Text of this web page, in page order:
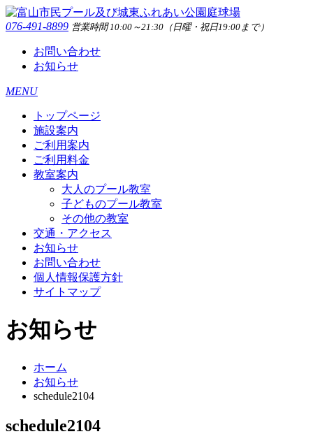
076-491-8899 営業時間 10:00～21:30（日曜・祝日19:00まで）
お問い合わせ
お知らせ
MENU
トップページ
施設案内
ご利用案内
ご利用料金
教室案内
大人のプール教室
子どものプール教室
その他の教室
交通・アクセス
お知らせ
お問い合わせ
個人情報保護方針
サイトマップ
お知らせ
ホーム
お知らせ
schedule2104
schedule2104